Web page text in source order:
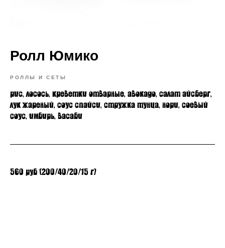
Ролл Юмико
РОЛЛЫ И СЕТЫ
рис, лосось, креветки отварные, авокадо, салат айсберг,
лук жареный, соус спайси, стружка тунца, нори, соевый
соус, имбирь, васаби
560 руб (200/40/20/15 г)